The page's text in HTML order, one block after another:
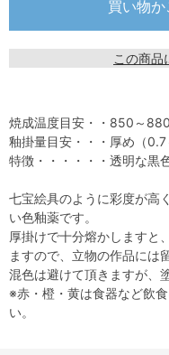
この商品
焼成温度目安・・850～
釉掛量目安・・・厚め（0.7
特徴・・・・・・透明な黒
七宝絵具のように彩度が高
い色釉薬です。
厚掛けで十分熔かしますと
ますので、立物の作品には
混色は避けて頂きますが、
※赤・橙・黄は食器など飲
い。